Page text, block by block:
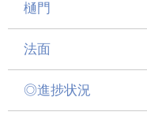
樋門
法面
◎進捗状況